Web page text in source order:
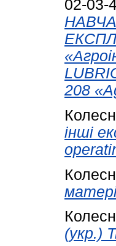
02-03-
208
інші
(укр.)